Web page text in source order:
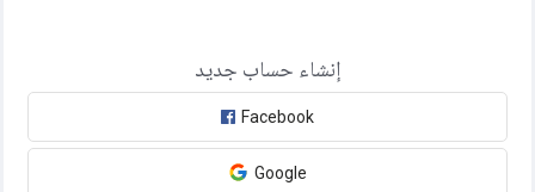
إنشاء حساب جديد
Facebook
Google